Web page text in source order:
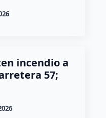
incendio a
57;